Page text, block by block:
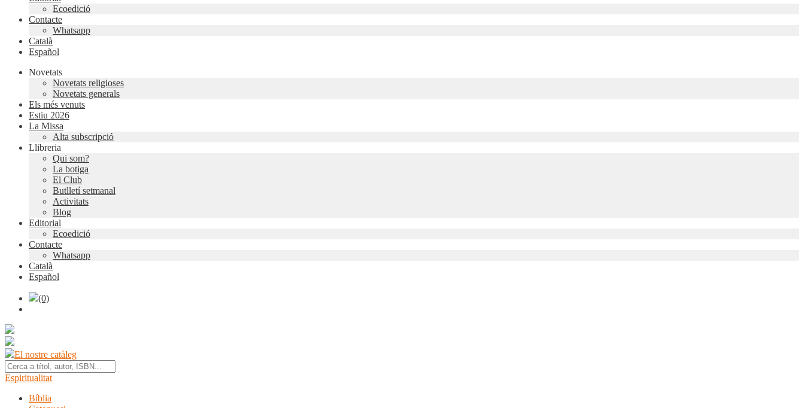
Ecoedició
Contacte
Whatsapp
Català
Español
Novetats
Novetats religioses
Novetats generals
Els més venuts
Estiu 2026
La Missa
Alta subscripció
Llibreria
Qui som?
La botiga
El Club
Butlletí setmanal
Activitats
Blog
Editorial
Ecoedició
Contacte
Whatsapp
Català
Español
(0)
El nostre catàleg
Espiritualitat
Bíblia